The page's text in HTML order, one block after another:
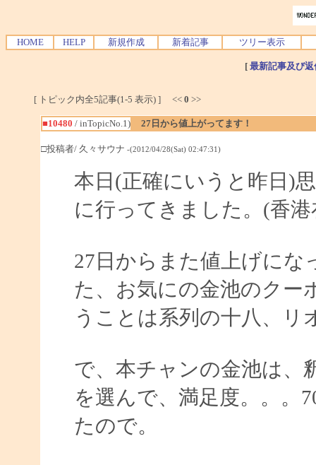
HOME HELP 新規作成 新着記事 ツリー表示
[ 最新記事及び
[ トピック内全5記事(1-5 表示) ] << 0 >>
■10480 / inTopicNo.1) 27日から値上がってます！
□投稿者/ 久々サウナ -(2012/04/28(Sat) 02:47:31)
本日(正確にいうと昨日)
に行ってきました。(香
27日からまた値上げに
た、お気にの金池のクー
うことは系列の十八、リ
で、本チャンの金池は
を選んで、満足度。。。
たので。